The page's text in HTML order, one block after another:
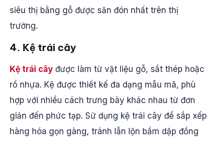
siêu thị bằng gỗ được săn đón nhất trên thị
trường.
4. Kệ trái cây
Kệ trái cây được làm từ vật liệu gỗ, sắt thép hoặc
rổ nhựa. Kệ được thiết kế đa dạng mẫu mã, phù
hợp với nhiều cách trưng bày khác nhau từ đơn
giản đến phức tạp. Sử dụng kệ trái cây để sắp xếp
hàng hóa gọn gàng, tránh lẫn lộn bầm dập đồng